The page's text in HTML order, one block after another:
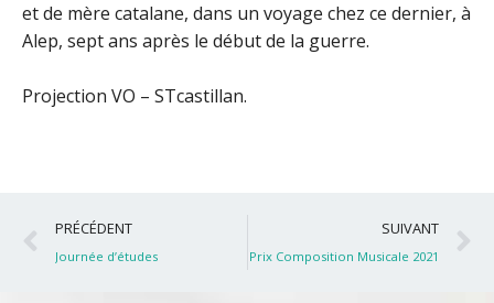
et de mère catalane, dans un voyage chez ce dernier, à
Alep, sept ans après le début de la guerre.
Projection VO – STcastillan.
Précédent
PRÉCÉDENT
Journée d’études
SUIVANT
Prix Composition Musicale 2021